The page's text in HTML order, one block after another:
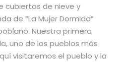
cubiertos de nieve y
de “La Mujer Dormida”
Nuestra primera
uno de los pueblos más
visitaremos el pueblo y la